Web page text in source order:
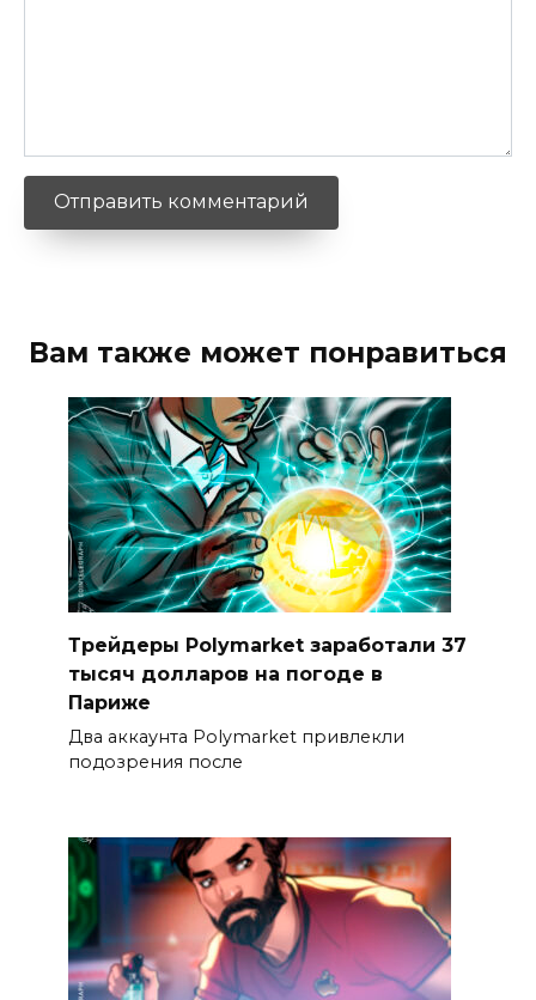
Вам также может понравиться
Трейдеры Polymarket заработали 37
тысяч долларов на погоде в
Париже
Два аккаунта Polymarket привлекли
подозрения после